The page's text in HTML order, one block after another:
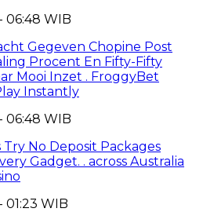
06:48 WIB
Gegeven Chopine Post
Procent En Fifty-Fifty
Mooi Inzet . FroggyBet
Instantly
06:48 WIB
No Deposit Packages
Gadget. . across Australia
01:23 WIB